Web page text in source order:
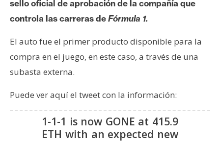
s
i
o
t
s
sello oficial de aprobación de la compañía que
controla las carreras deFórmula 1.
El auto fue el primer producto disponible para la
compra en el juego, en este caso, a través de una
subasta externa.
Puede ver aquí el tweet con la información:
1-1-1 is now GONE at 415.9
ETH with an expected new